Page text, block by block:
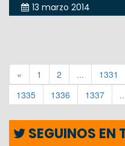
13 marzo 2014
« 1 2 ... 1331
1335
1336 1337
SEGUINOS EN